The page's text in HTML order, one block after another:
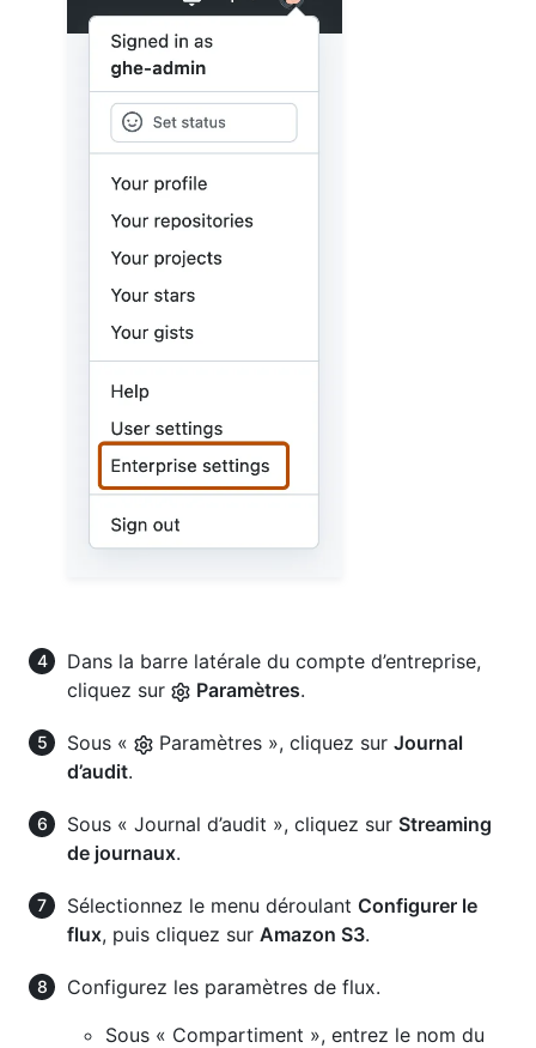
Dans la barre latérale du compte d’entreprise,
cliquez sur
Paramètres.
Sous « Paramètres », cliquez sur Journal
d’audit.
Sous « Journal d’audit », cliquez sur Streaming
de journaux.
Sélectionnez le menu déroulant Configurer le
flux, puis cliquez sur Amazon S3.
Configurez les paramètres de flux.
Sous « Compartiment », entrez le nom du